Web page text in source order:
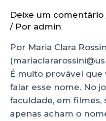
Deixe um comentário
/ Por admin
Por Maria Clara
É muito provável
falar esse nome. No
faculdade, em filmes,
apenas acham o